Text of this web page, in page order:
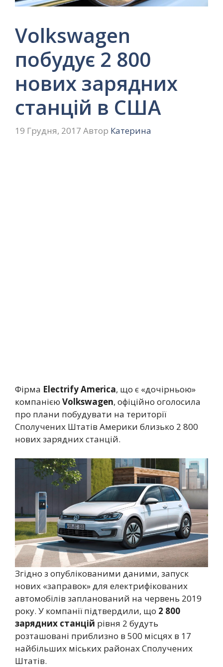
Volkswagen
побудує 2 800
нових зарядних
станцій в США
19 Грудня, 2017 Автор Катерина
Фірма Electrify America, що є «дочірньою»
компанією Volkswagen, офіційно оголосила
про плани побудувати на території
Сполучених Штатів Америки близько 2 800
нових зарядних станцій.
Згідно з опублікованими даними, запуск
нових «заправок» для електрифікованих
автомобілів запланований на червень 2019
року. У компанії підтвердили, що 2 800
зарядних станцій рівня 2 будуть
розташовані приблизно в 500 місцях в 17
найбільших міських районах Сполучених
Штатів.